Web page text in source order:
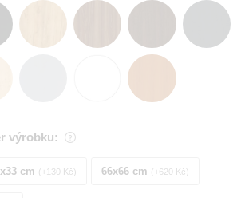
výrobku:
cm +130 Kč 66x66 cm +620 Kč